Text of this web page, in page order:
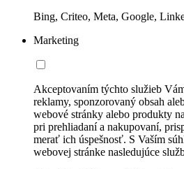
Bing, Criteo, Meta, Google,
Marketing
Akceptovaním týchto služieb
reklamy, sponzorovaný obsah
webové stránky alebo produkty
pri prehliadaní a nakupovaní,
merať ich úspešnosť. S Vaším
webovej stránke nasledujúce